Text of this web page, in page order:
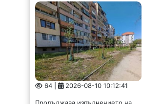
64 | 2026-08-10 10:12:41
Продължава изпълнението на
проект „Подобряване качеството
на атмосферния въздух на
територията на община Видин
чрез изграждане на зелена
инфраструктура“, информираха от
областния информационен
център. Получател на изцяло
безвъзмездното финансиране